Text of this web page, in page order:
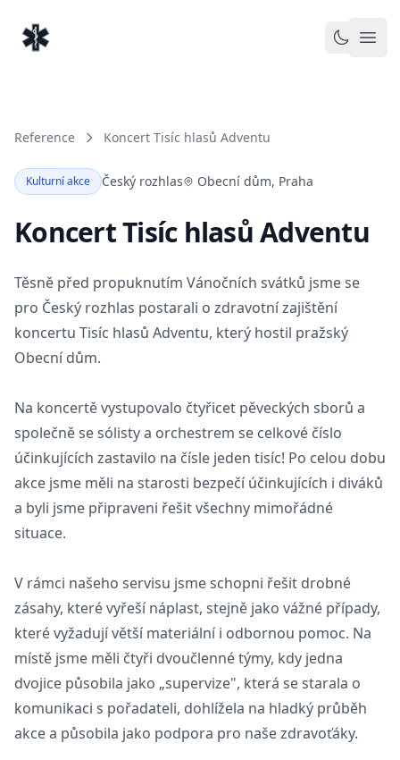
EventMedic
Toggle
Reference Koncert Tisíc hlasů Adventu
Kulturní akce Český rozhlas Obecní dům, Praha
Koncert Tisíc hlasů Adventu
Těsně před propuknutím Vánočních svátků jsme se
pro Český rozhlas postarali o zdravotní zajištění
koncertu Tisíc hlasů Adventu, který hostil pražský
Obecní dům.
Na koncertě vystupovalo čtyřicet pěveckých sborů a
společně se sólisty a orchestrem se celkové číslo
účinkujících zastavilo na čísle jeden tisíc! Po celou dobu
akce jsme měli na starosti bezpečí účinkujících i diváků
a byli jsme připraveni řešit všechny mimořádné
situace.
V rámci našeho servisu jsme schopni řešit drobné
zásahy, které vyřeší náplast, stejně jako vážné případy,
které vyžadují větší materiální i odbornou pomoc. Na
místě jsme měli čtyři dvoučlenné týmy, kdy jedna
dvojice působila jako „supervize", která se starala o
komunikaci s pořadateli, dohlížela na hladký průběh
akce a působila jako podpora pro naše zdravoťáky.